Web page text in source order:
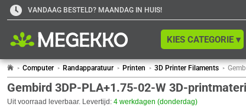
VANDAAG BESTELD? MAANDAG IN HUIS!
KIES CATEGORIE ▾
Computer Randapparatuur Printen 3D Printer Filaments
Gembird 3DP-PLA+1.75-02-W 3D-
Uit voorraad leverbaar. Levertijd: 4 werkdagen (donderdag)